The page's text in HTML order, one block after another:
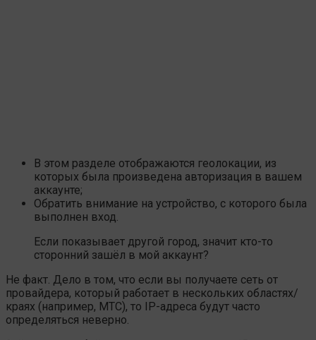
В этом разделе отображаются геолокации, из
которых была произведена авторизация в вашем
аккаунте;
Обратить внимание на устройство, с которого была
выполнен вход.
Если показывает другой город, значит кто-то
сторонний зашёл в мой аккаунт?
Не факт. Дело в том, что если вы получаете сеть от
провайдера, который работает в нескольких областях/
краях (например, МТС), то IP-адреса будут часто
определяться неверно.